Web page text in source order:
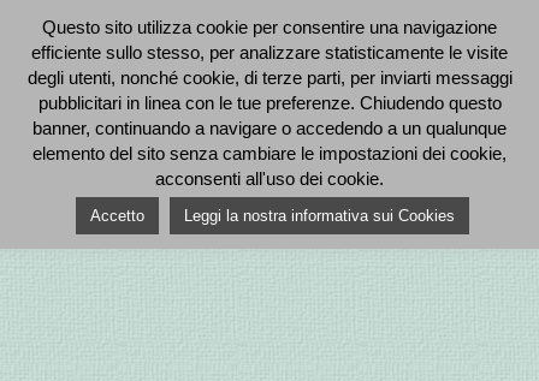
Questo sito utilizza cookie per consentire una navigazione
efficiente sullo stesso, per analizzare statisticamente le visite
degli utenti, nonché cookie, di terze parti, per inviarti messaggi
pubblicitari in linea con le tue preferenze. Chiudendo questo
banner, continuando a navigare o accedendo a un qualunque
elemento del sito senza cambiare le impostazioni dei cookie,
acconsenti all'uso dei cookie.
Accetto Leggi la nostra informativa sui Cookies